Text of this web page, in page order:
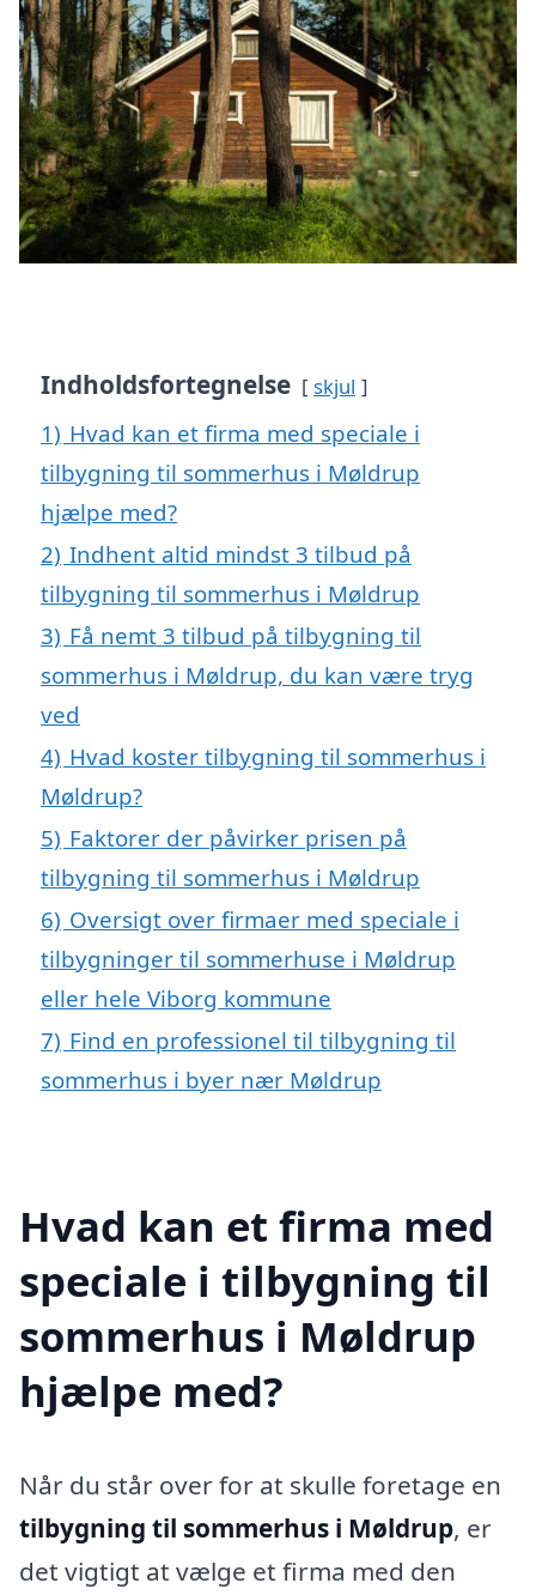
Indholdsfortegnelse skjul
1) Hvad kan et firma med speciale i
tilbygning til sommerhus i Møldrup
hjælpe med?
2) Indhent altid mindst 3 tilbud på
tilbygning til sommerhus i Møldrup
3) Få nemt 3 tilbud på tilbygning til
sommerhus i Møldrup, du kan være tryg
ved
4) Hvad koster tilbygning til sommerhus i
Møldrup?
5) Faktorer der påvirker prisen på
tilbygning til sommerhus i Møldrup
6) Oversigt over firmaer med speciale i
tilbygninger til sommerhuse i Møldrup
eller hele Viborg kommune
7) Find en professionel til tilbygning til
sommerhus i byer nær Møldrup
Hvad kan et firma med
speciale i tilbygning til
sommerhus i Møldrup
hjælpe med?
Når du står over for at skulle foretage en
tilbygning til sommerhus i Møldrup, er
det vigtigt at vælge et firma med den